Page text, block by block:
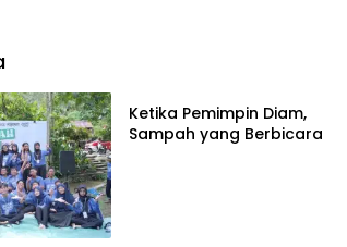
Ketika Pemimpin Diam,
Sampah yang Berbicara